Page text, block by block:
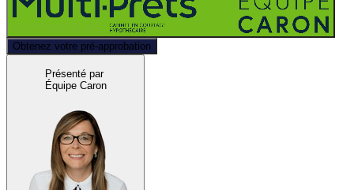
Obtenez votre pré-approbation
Présenté par
Équipe Caron